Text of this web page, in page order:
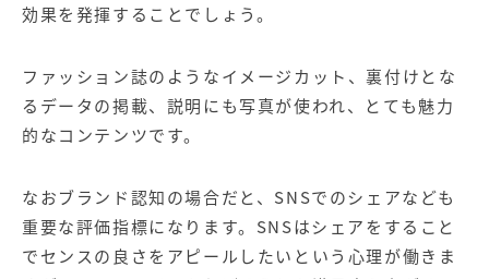
効果を発揮することでしょう。
ファッション誌のようなイメージカット、裏付けとな
るデータの掲載、説明にも写真が使われ、とても魅力
的なコンテンツです。
なおブランド認知の場合だと、SNSでのシェアなども
重要な評価指標になります。SNSはシェアをすること
でセンスの良さをアピールしたいという心理が働きま